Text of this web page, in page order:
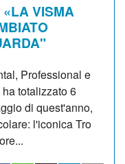
VISMA
Professional e
totalizzato 6
di quest'anno,
l'iconica Tro